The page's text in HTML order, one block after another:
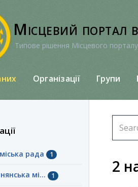
Місцевий портал
Типове рішення Місцевого
Організації Групи
рада 1
мі... 1 2